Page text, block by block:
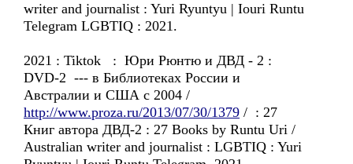
writer and journalist : Yuri Ryuntyu | Iouri Runtu
Telegram LGBTIQ : 2021.
2021 : Tiktok : Юри Рюнтю и ДВД - 2 :
DVD-2 --- в Библиотеках России и
Австралии и США с 2004 /
http://www.proza.ru/2013/07/30/1379 / : 27
Книг автора ДВД-2 : 27 Books by Runtu Uri /
Australian writer and journalist : LGBTIQ : Yuri